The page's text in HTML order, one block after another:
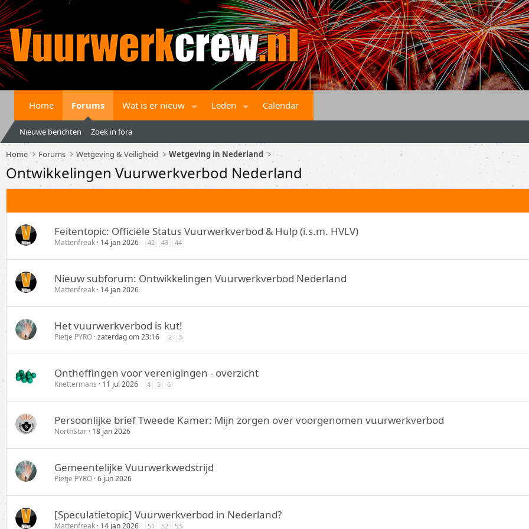
Home Forums Wat is er nieuw Leden Calendar
Nieuwe berichten Zoek in fora
Home Forums Wetgeving & Veiligheid Wetgeving in Nederland
Ontwikkelingen Vuurwerkverbod Nederland
Feitentopic: Officiële Status Vuurwerkverbod & Hulp (i.s.m. HVLV)
Mattenfreak 14 jan 2026 42 43 44
Nieuw subforum: Ontwikkelingen Vuurwerkverbod Nederland
Mattenfreak 14 jan 2026
Het vuurwerkverbod is kut!
Pietje PYRO zaterdag om 23:16 2 3
Ontheffingen voor verenigingen - overzicht
Knettermans 11 jul 2026 4 5 6
Persoonlijke brief Tweede Kamer: Mijn zorgen over voorgenomen vuurwerkverbod
NorthStar 18 jan 2026
Gemeentelijke Vuurwerkwedstrijd
Pietje PYRO 6 jun 2026
[Speculatietopic] Vuurwerkverbod in Nederland?
Mattenfreak 14 jan 2026 51 52 53